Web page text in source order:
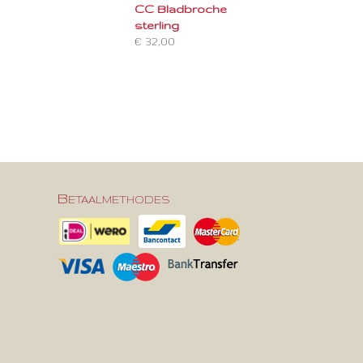
CC Bladbroche
sterling
€ 32,00
Betaalmethodes